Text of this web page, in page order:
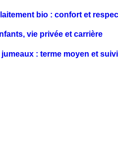
bio : confort et
vie privée et carrière
: terme moyen et